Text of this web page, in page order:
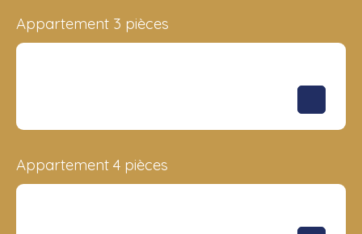
Appartement 3 pièces
Appartement 4 pièces